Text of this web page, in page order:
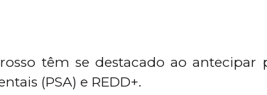
têm se destacado ao antecipar
(PSA) e REDD+.